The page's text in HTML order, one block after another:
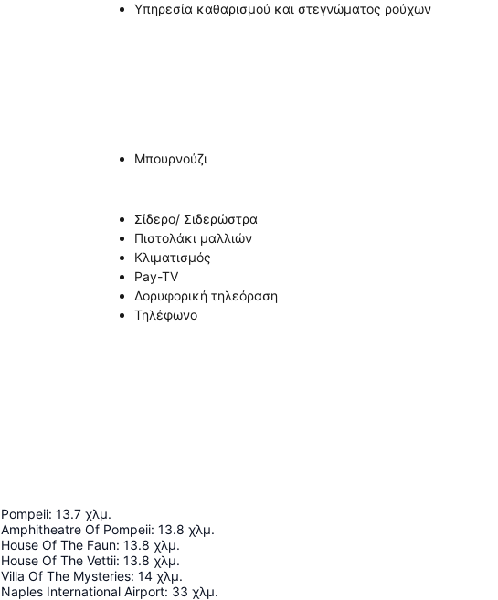
Υπηρεσία καθαρισμού και στεγνώματος ρούχων
Μπουρνούζι
Σίδερο/ Σιδερώστρα
Πιστολάκι μαλλιών
Κλιματισμός
Pay-TV
Δορυφορική τηλεόραση
Τηλέφωνο
Pompeii: 13.7 χλμ.
Amphitheatre Of Pompeii: 13.8 χλμ.
House Of The Faun: 13.8 χλμ.
House Of The Vettii: 13.8 χλμ.
Villa Of The Mysteries: 14 χλμ.
Naples International Airport: 33 χλμ.